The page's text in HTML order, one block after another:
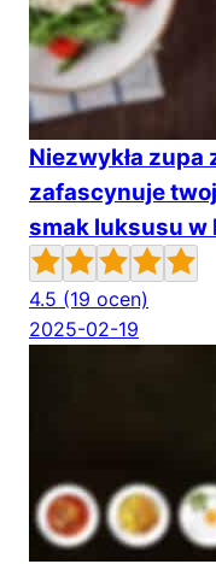
Niezwykła zupa
zafascynuje
smak luksusu w
4.5 (19 ocen)
2025-02-19